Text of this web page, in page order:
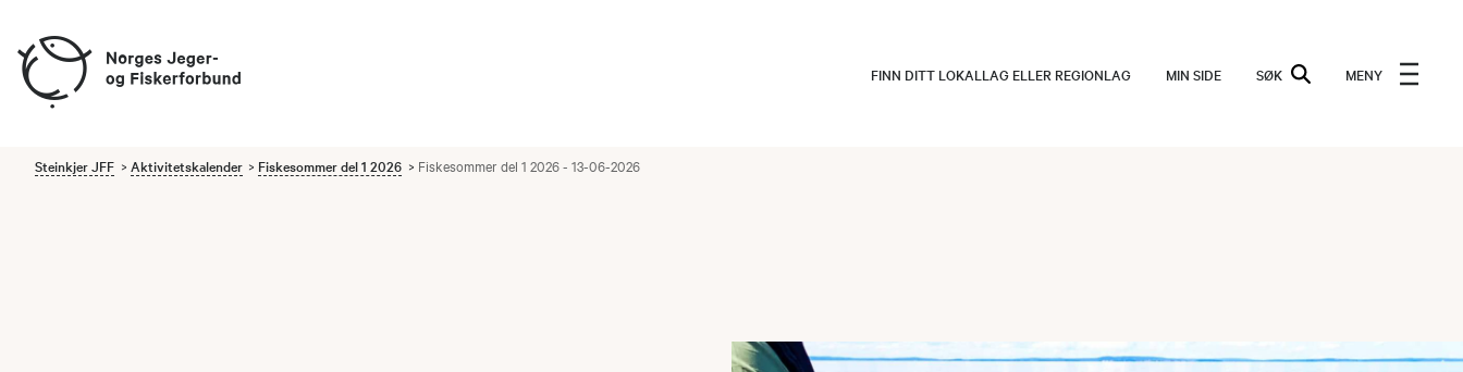
FINN DITT LOKALLAG ELLER REGIONLAG MIN SIDE SØK MENY
Steinkjer JFF Aktivitetskalender Fiskesommer del 1 2026 Fiskesommer del 1 2026 - 13-06-2026